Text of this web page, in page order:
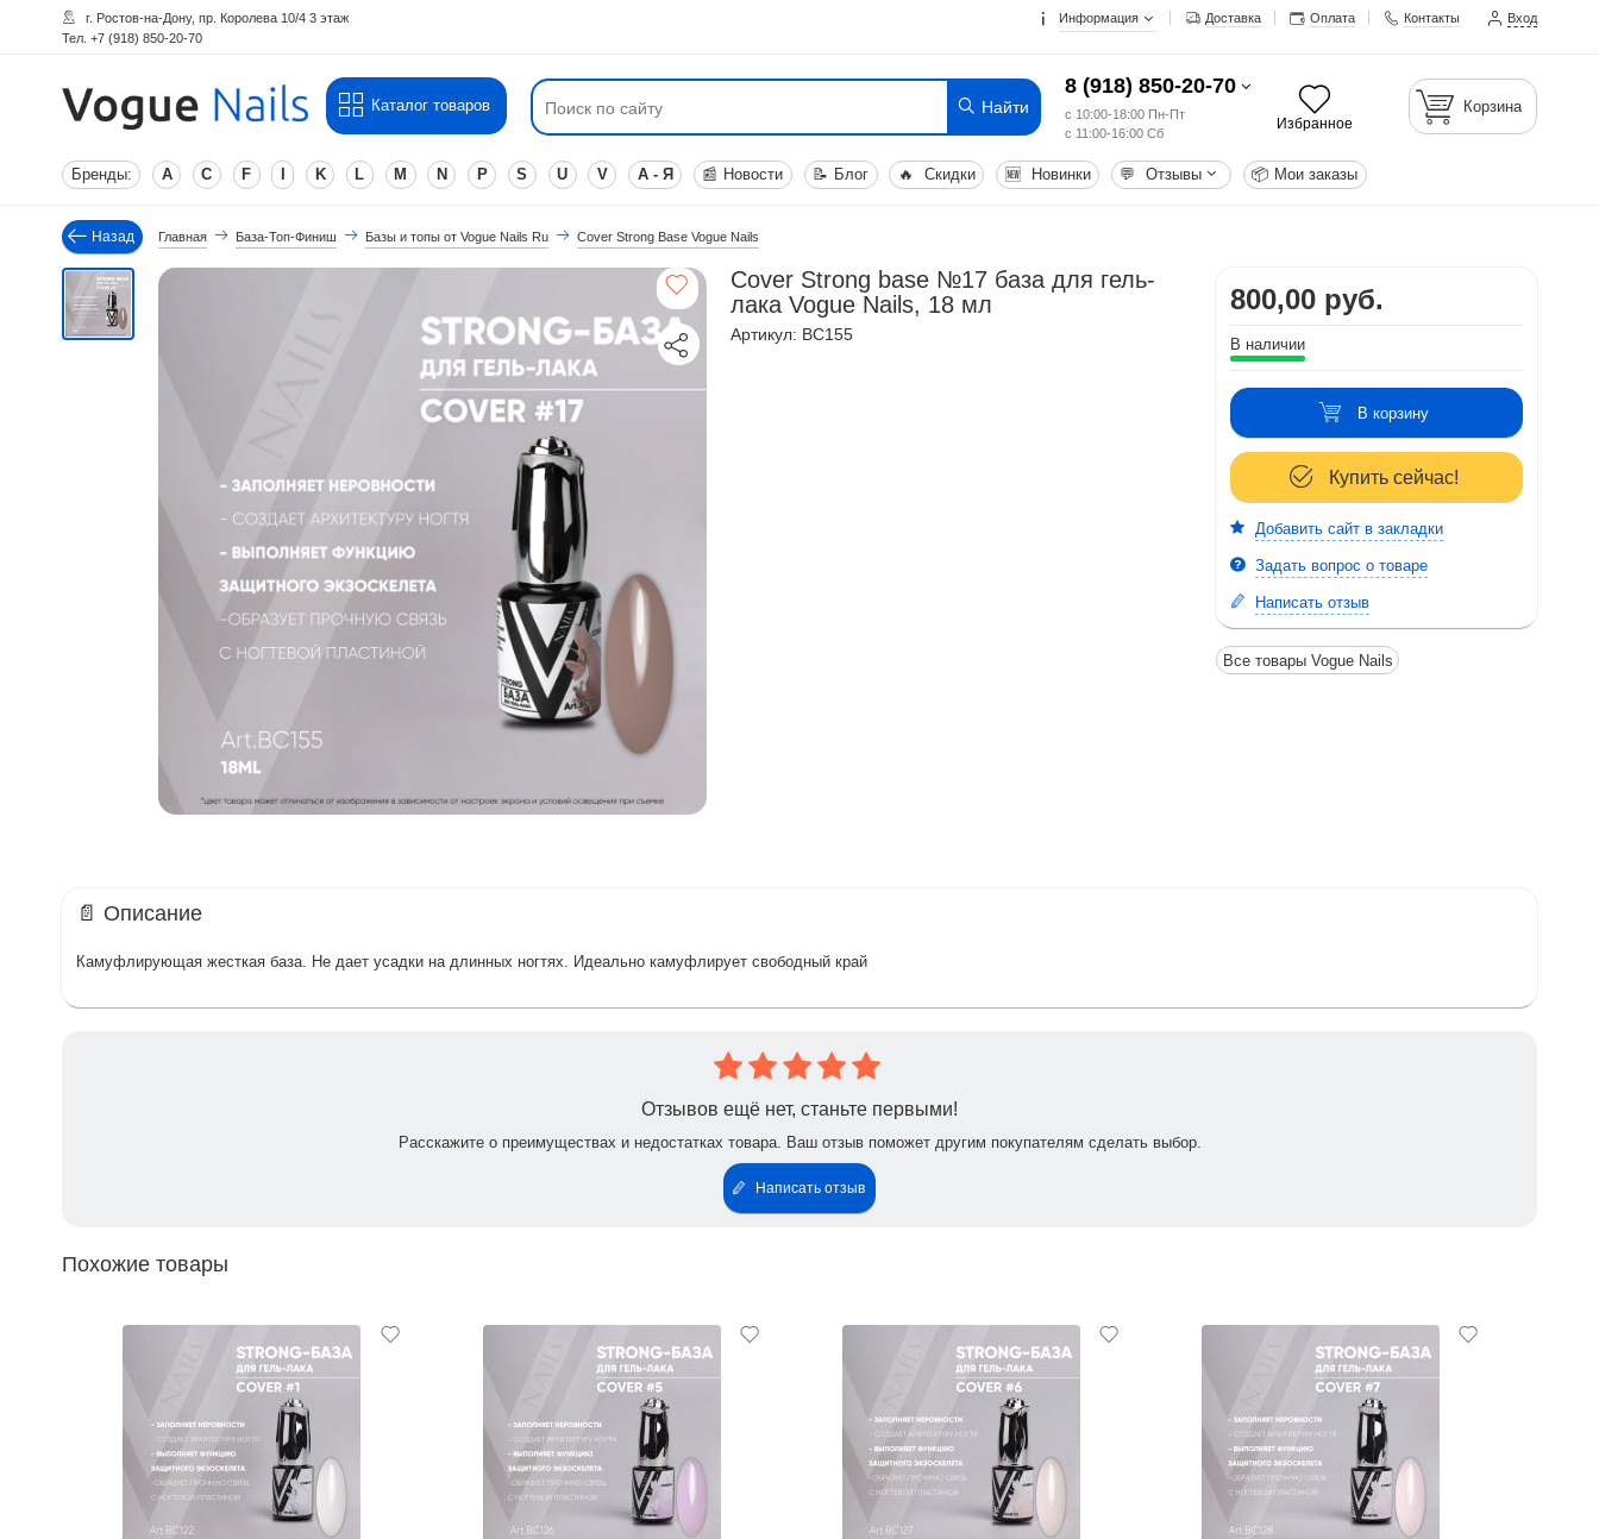
г. Ростов-на-Дону, пр. Королева 10/4 3 этаж
Тел. +7 (918) 850-20-70
Информация Доставка Оплата Контакты Вход
Каталог товаров Найти
8 (918) 850-20-70
с 10:00-18:00 Пн-Пт
с 11:00-16:00 Сб
Избранное
Корзина
Бренды: A C F K L M N P S U V А - Я 📰 Новости 📝 Блог 🔥 Скидки 🆕 Новинки 💬 Отзывы 📦 Мои заказы
Назад Главная База-Топ-Финиш Базы и топы от Vogue Nails Ru Cover Strong Base Vogue Nails
Cover Strong base №17 база для гель-
лака Vogue Nails, 18 мл
Артикул: BC155
800,00 руб.
В наличии
В корзину
Купить сейчас!
Добавить сайт в закладки
Задать вопрос о товаре
Написать отзыв
Все товары Vogue Nails
📄 Описание
Камуфлирующая жесткая база. Не дает усадки на длинных ногтях. Идеально камуфлирует свободный край
Отзывов ещё нет, станьте первыми!
Расскажите о преимуществах и недостатках товара. Ваш отзыв поможет другим покупателям сделать выбор.
Написать отзыв
Похожие товары